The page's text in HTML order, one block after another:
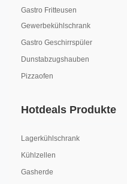
Gastro Fritteusen
Gewerbekühlschrank
Gastro Geschirrspüler
Dunstabzugshauben
Pizzaofen
Hotdeals Produkte
Lagerkühlschrank
Kühlzellen
Gasherde